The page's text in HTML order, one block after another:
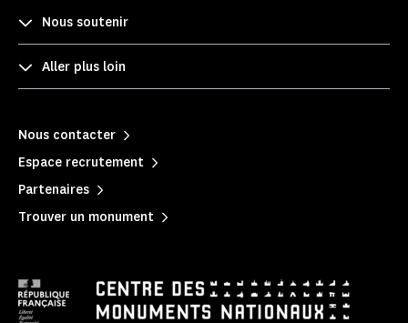
Nous soutenir
Aller plus loin
Nous contacter
Espace recrutement
Partenaires
Trouver un monument